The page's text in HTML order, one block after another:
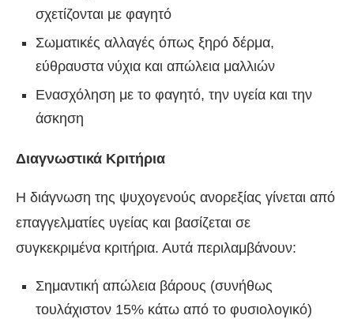
σχετίζονται με φαγητό
Σωματικές αλλαγές όπως ξηρό δέρμα,
εύθραυστα νύχια και απώλεια μαλλιών
Ενασχόληση με το φαγητό, την υγεία και την
άσκηση
Διαγνωστικά Κριτήρια
Η διάγνωση της ψυχογενούς ανορεξίας γίνεται από
επαγγελματίες υγείας και βασίζεται σε
συγκεκριμένα κριτήρια. Αυτά περιλαμβάνουν:
Σημαντική απώλεια βάρους (συνήθως
τουλάχιστον 15% κάτω από το φυσιολογικό)